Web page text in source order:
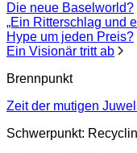
Die neue Baselworld?
„Ein Ritterschlag und
Hype um jeden Preis?
Ein Visionär tritt ab
Brennpunkt
Zeit der mutigen
Schwerpunkt: